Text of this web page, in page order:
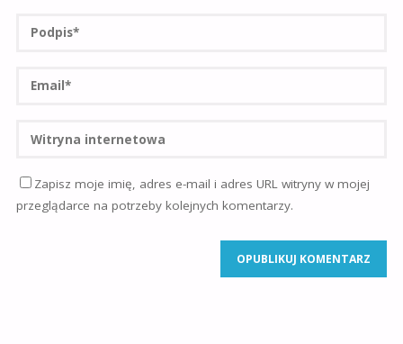
Zapisz moje imię, adres e-mail i adres URL witryny w mojej
przeglądarce na potrzeby kolejnych komentarzy.